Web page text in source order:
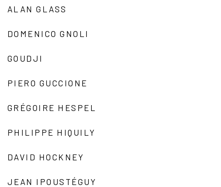
ALAN GLASS
DOMENICO GNOLI
GOUDJI
PIERO GUCCIONE
GRÉGOIRE HESPEL
PHILIPPE HIQUILY
DAVID HOCKNEY
JEAN IPOUSTÉGUY